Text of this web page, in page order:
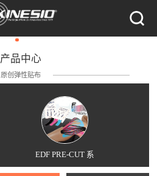
产品中心
原创弹性贴布
EDF PRE-CUT 系